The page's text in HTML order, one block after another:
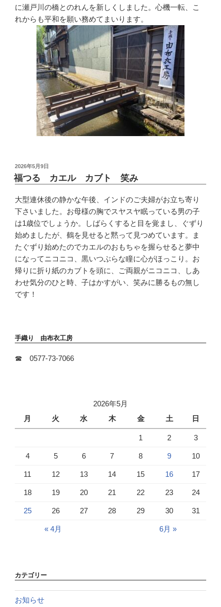
に瀬戸川の橋とのれんを新しくしました。心機一転、こ
れからも平和を願い務めてまいります。
投
稿
日:
2026年5月9日
福つる カエル カブト 笑み
大型連休後の静かな午後、インドのご夫婦がお立ち寄り
下さいました。お母様の胸でスヤスヤ眠っている男の子
は1歳位でしょうか。しばらくすると目を覚まし、ぐずり
始めましたが、鶴を見せると黙って見つめています。ま
たぐずり始めたのでカエルのおもちゃを握らせると夢中
になってニコニコ、黒いつぶらな瞳に心がほっこり。お
帰りに折り紙のカブトを頭に、ご両親がニコニコ、しあ
わせ気分のひと時、子はかすがい、笑みに勝るもの無し
です！
手織り 由布衣工房
☎ 0577-73-7066
2026年5月
月
火 水 木 金 土 日
1 2 3
4 5 6 7 8 9 10
11 12 13 14 15 16 17
18 19 20 21 22 23 24
25 26 27 28 29 30 31
« 4月 6月 »
カテゴリー
お知らせ